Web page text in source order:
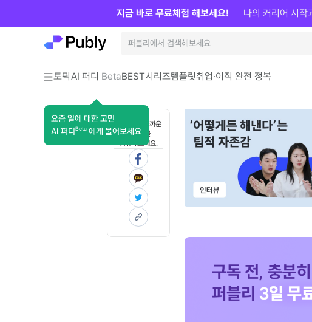
토픽AI 퍼디 Beta
요즘 일에 대한 고민
AI 퍼디 Beta 에게 물어보세요
BEST시리즈템플릿취업·이직 완전 정복
지금 바로 무료체험 해보세요! 나의 커리어 시작
혼자 보기 아까운
콘텐츠를
공유해보세요.